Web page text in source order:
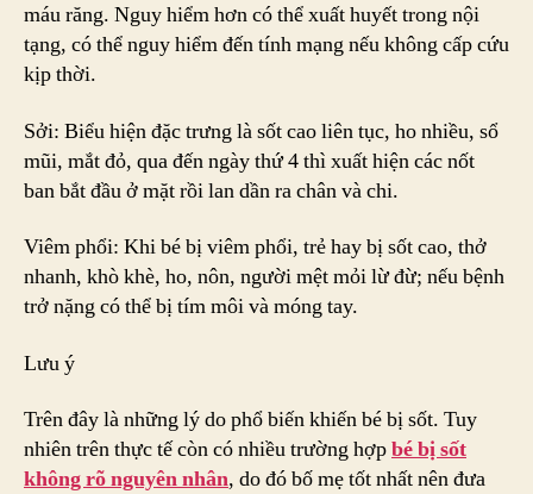
máu răng. Nguy hiểm hơn có thể xuất huyết trong nội
tạng, có thể nguy hiểm đến tính mạng nếu không cấp cứu
kịp thời.
Sởi: Biểu hiện đặc trưng là sốt cao liên tục, ho nhiều, sổ
mũi, mắt đỏ, qua đến ngày thứ 4 thì xuất hiện các nốt
ban bắt đầu ở mặt rồi lan dần ra chân và chi.
Viêm phổi: Khi bé bị viêm phổi, trẻ hay bị sốt cao, thở
nhanh, khò khè, ho, nôn, người mệt mỏi lừ đừ; nếu bệnh
trở nặng có thể bị tím môi và móng tay.
Lưu ý
Trên đây là những lý do phổ biến khiến bé bị sốt. Tuy
nhiên trên thực tế còn có nhiều trường hợpbé bị sốt
không rõ nguyên nhân, do đó bố mẹ tốt nhất nên đưa